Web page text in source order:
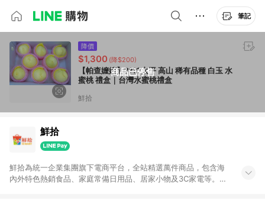
筆記
商品已停售
降價
$1,300 (降$200)
【帕查嬤嬤】????太平 高山 稀有品種 白玉 水
蜜桃 禮盒｜台灣水蜜桃禮盒
鮮拾
鮮拾
鮮拾為統一企業集團旗下電商平台，全站精選萬件商品，包含海
內外特色熱銷食品、家庭常備日用品、居家小物及3C家電等。全